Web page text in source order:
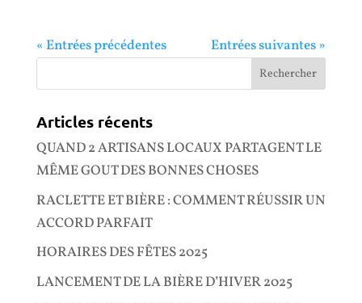
« Entrées précédentes Entrées suivantes »
Articles récents
QUAND 2 ARTISANS LOCAUX PARTAGENT LE
MÊME GOUT DES BONNES CHOSES
RACLETTE ET BIÈRE : COMMENT RÉUSSIR UN
ACCORD PARFAIT
HORAIRES DES FÊTES 2025
LANCEMENT DE LA BIÈRE D’HIVER 2025